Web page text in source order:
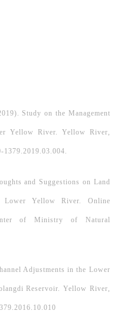
Study on the Management
Yellow River. Yellow River,
and Suggestions on Land
Yellow River. Online
of Ministry of Natural
Adjustments in the Lower
Reservoir. Yellow River,